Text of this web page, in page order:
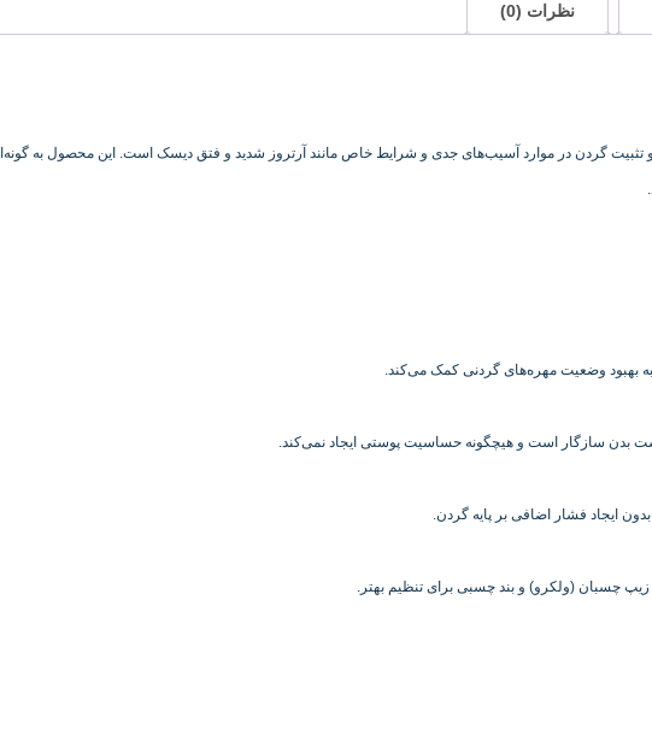
نظرات (0)
تثبیت گردن در موارد آسیب‌های جدی و شرایط خاص مانند آرتروز شدید و فتق دیسک است. این محصول به
به بهبود وضعیت مهره‌های گردنی کمک می‌کند.
بدن سازگار است و هیچگونه حساسیت پوستی ایجاد نمی‌کند.
ایجاد فشار اضافی بر پایه گردن.
چسبان (ولکرو) و بند چسبی برای تنظیم بهتر.